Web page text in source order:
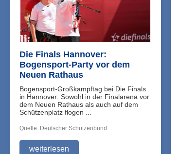
Die Finals Hannover:
Bogensport-Party vor dem
Neuen Rathaus
Bogensport-Großkampftag bei Die Finals
in Hannover: Sowohl in der Finalarena vor
dem Neuen Rathaus als auch auf dem
Schützenplatz flogen ...
Quelle: Deutscher Schützenbund
weiterlesen